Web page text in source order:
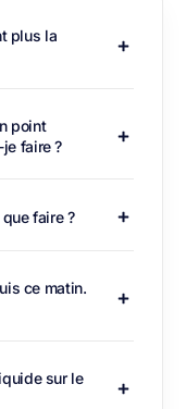
plus la
point
faire ?
faire ?
ce matin.
sur le